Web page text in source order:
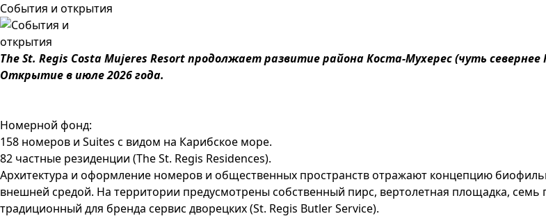
События и открытия
The St. Regis Costa Mujeres Resort продолжает развитие района Коста-Мухерес (чуть севернее
Открытие в июле 2026 года.
Номерной фонд:
158 номеров и Suites с видом на Карибское море.
82 частные резиденции (The St. Regis Residences).
Архитектура и оформление номеров и общественных пространств отражают концепцию
внешней средой. На территории предусмотрены собственный пирс, вертолетная площадка,
традиционный для бренда сервис дворецких (St. Regis Butler Service).